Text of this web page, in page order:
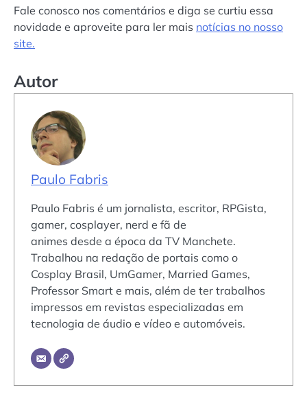
Fale conosco nos comentários e diga se curtiu essa
novidade e aproveite para ler mais notícias no nosso
site.
Autor
Paulo Fabris
Paulo Fabris é um jornalista, escritor, RPGista,
gamer, cosplayer, nerd e fã de
animes desde a época da TV Manchete.
Trabalhou na redação de portais como o
Cosplay Brasil, UmGamer, Married Games,
Professor Smart e mais, além de ter trabalhos
impressos em revistas especializadas em
tecnologia de áudio e vídeo e automóveis.